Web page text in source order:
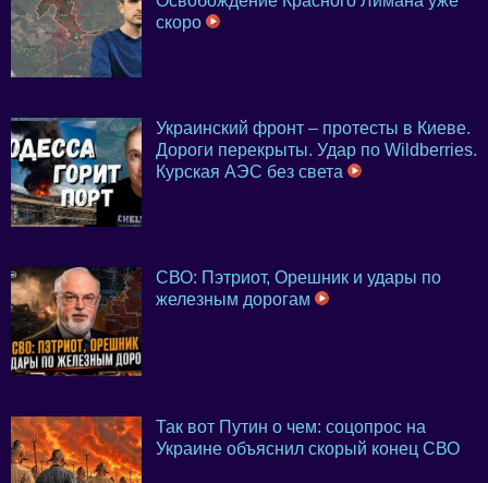
скоро
Украинский фронт – протесты в Киеве.
Дороги перекрыты. Удар по Wildberries.
Курская АЭС без света
СВО: Пэтриот, Орешник и удары по
железным дорогам
Так вот Путин о чем: соцопрос на
Украине объяснил скорый конец СВО